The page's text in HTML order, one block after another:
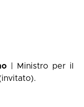
| Ministro per il
.